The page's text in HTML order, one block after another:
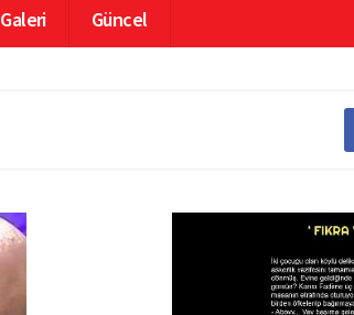
Galeri Güncel